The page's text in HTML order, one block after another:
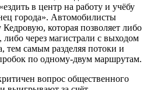
в центр на работу и учёбу
города». Автомобилисты
которая позволяет либо
через магистрали с выходом
тем самым разделяя потоки и
по одному-двум маршрутам.
вопрос общественного